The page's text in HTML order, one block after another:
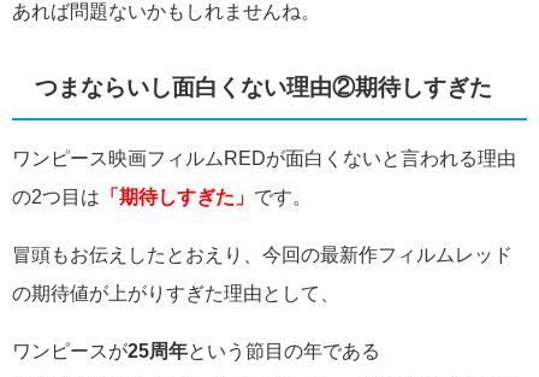
あれば問題ないかもしれませんね。
つまならいし面白くない理由②期待しすぎた
ワンピース映画フィルムREDが面白くないと言われる理由
の2つ目は 「期待しすぎた」 です。
冒頭もお伝えしたとおえり、今回の最新作フィルムレッド
の期待値が上がりすぎた理由として、
ワンピースが25周年という節目の年である